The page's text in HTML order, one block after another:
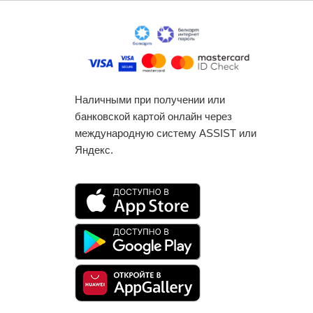
Наличными при получении или
банковской картой онлайн через
международную систему ASSIST или
Яндекс.